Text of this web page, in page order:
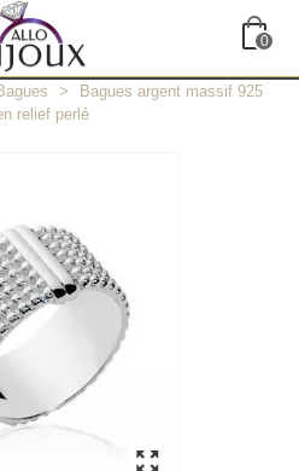
0
>
Bagues argent massif 925
relief perlé